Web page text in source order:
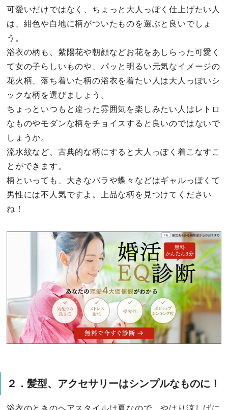
可愛いだけではなく、ちょっと大人っぽく仕上げたい人
は、紺色や白地に柄がついたものを選ぶと良いでしょ
う。
浴衣の柄も、紫陽花や朝顔などお花をあしらった可愛く
て女の子らしいものや、パッと明るい元気なイメージの
花火柄、落ち着いた柄の浴衣を着たい人は大人っぽいシ
ックな柄を選びましょう。
ちょっといつもと違った雰囲気を楽しみたい人はレトロ
なものやモダンな柄をチョイスすると良いのではないで
しょうか。
流水紋など、古典的な柄にすると大人っぽく着こなすこ
とができます。
柄といっても、大きなバラや蝶々などはギャルっぽくて
男性には不人気ですよ。上品な柄を見つけてください
ね！
２．髪型、アクセサリーはシンプルなものに！
浴衣のときのヘアスタイルは夏なので、やはり涼しげに